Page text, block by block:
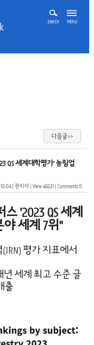
Search MENU
다음글>>
QS 세계대학평가' 농림업
| 관리자| View 46221| Comments 0
'2023 QS 세계
세계 7위"
평가 지표에서
세계 최고 수준 글
출